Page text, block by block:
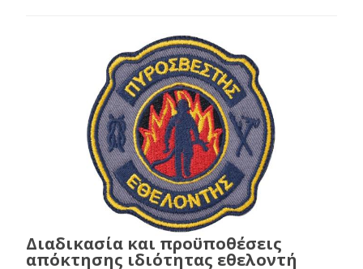
Διαδικασία και προϋποθέσεις
απόκτησης ιδιότητας εθελοντή